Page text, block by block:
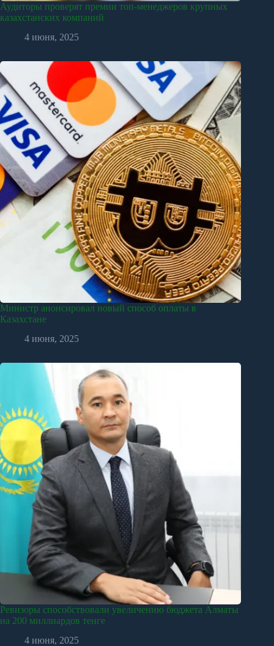
Аудиторы проверят премии топ-менеджеров крупных
казахстанских компаний
4 июня, 2025
Министр анонсировал новый способ оплаты в
Казахстане
4 июня, 2025
Ревизоры способствовали увеличению бюджета Алматы
на 200 миллиардов тенге
4 июня, 2025